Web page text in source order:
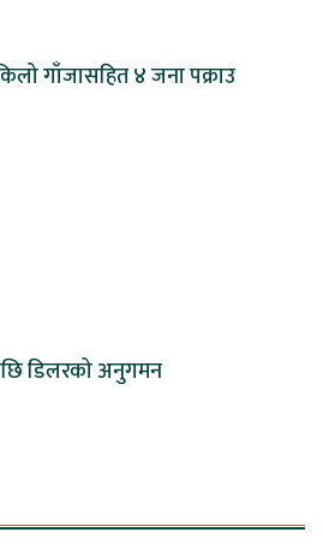
गाँजासहित ४ जना पक्राउ
डिलरको अनुगमन